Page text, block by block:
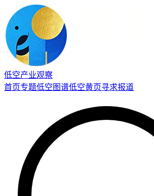
低空产业观察
首页专题低空图谱低空黄页寻求报道